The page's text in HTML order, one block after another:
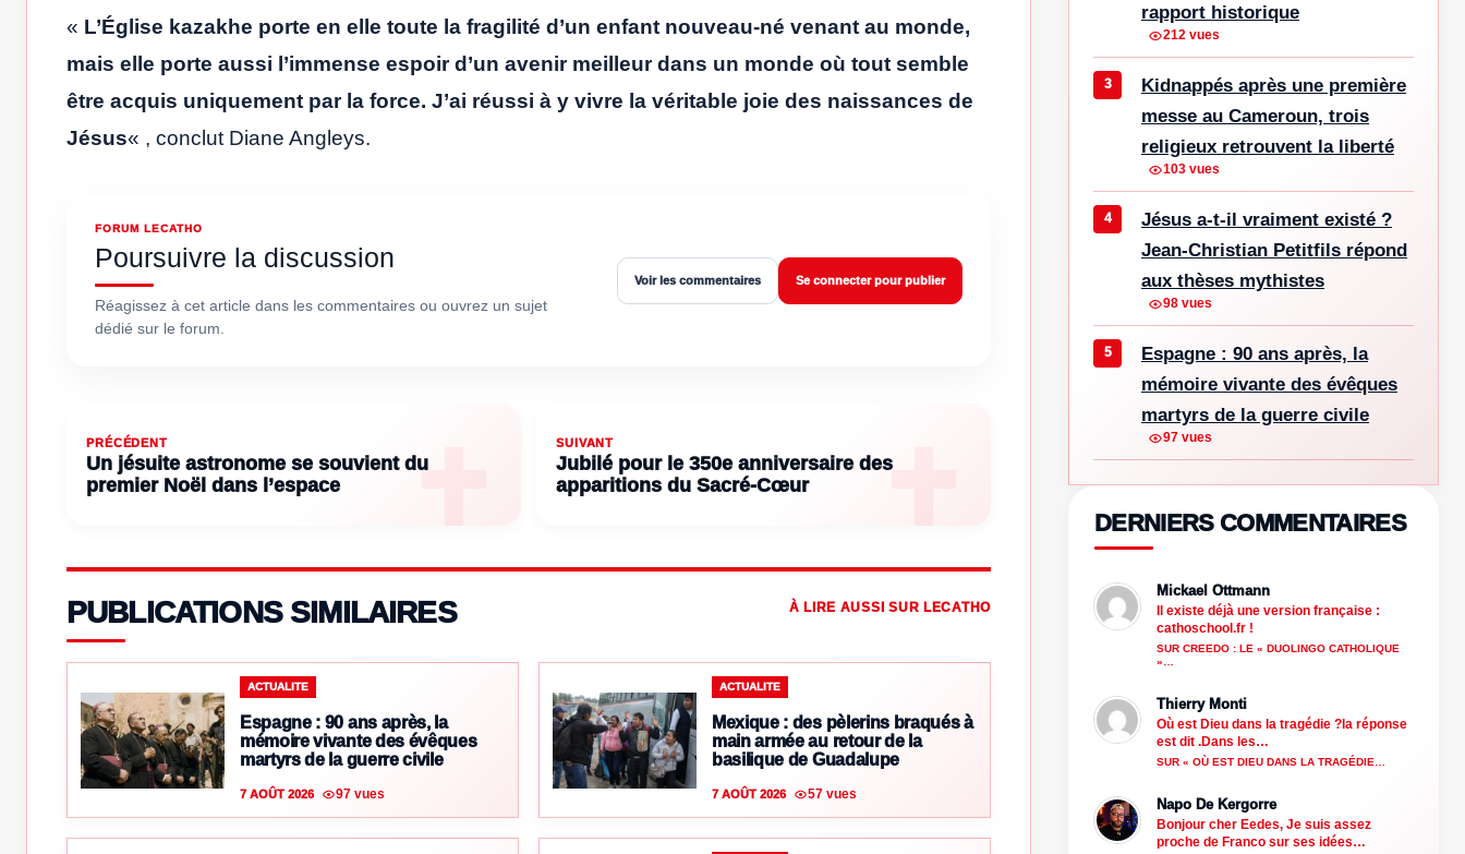
« L’Église kazakhe porte en elle toute la fragilité d’un enfant nouveau-né venant au monde,
mais elle porte aussi l’immense espoir d’un avenir meilleur dans un monde où tout semble
être acquis uniquement par la force. J’ai réussi à y vivre la véritable joie des naissances de
Jésus« , conclut Diane Angleys.
FORUM LECATHO
Poursuivre la discussion
Réagissez à cet article dans les commentaires ou ouvrez un sujet
dédié sur le forum.
Voir les commentaires Se connecter pour publier
PRÉCÉDENT
Un jésuite astronome se souvient du
premier Noël dans l’espace
SUIVANT
Jubilé pour le 350e anniversaire des
apparitions du Sacré-Cœur
PUBLICATIONS SIMILAIRES À LIRE AUSSI SUR LECATHO
ACTUALITE
Espagne : 90 ans après, la
mémoire vivante des évêques
martyrs de la guerre civile
7 AOÛT 2026 97 vues
ACTUALITE
Mexique : des pèlerins braqués à
main armée au retour de la
basilique de Guadalupe
7 AOÛT 2026 57 vues
rapport historique
212 vues
Kidnappés après une première
messe au Cameroun, trois
religieux retrouvent la liberté
103 vues
Jésus a-t-il vraiment existé ?
Jean-Christian Petitfils répond
aux thèses mythistes
98 vues
Espagne : 90 ans après, la
mémoire vivante des évêques
martyrs de la guerre civile
97 vues
DERNIERS COMMENTAIRES
Mickael Ottmann
Il existe déjà une version française :
cathoschool.fr !
SUR CREEDO : LE « DUOLINGO CATHOLIQUE
»…
Thierry Monti
Où est Dieu dans la tragédie ?la réponse
est dit .Dans les…
SUR « OÙ EST DIEU DANS LA TRAGÉDIE…
Napo De Kergorre
Bonjour cher Eedes, Je suis assez
proche de Franco sur ses idées…